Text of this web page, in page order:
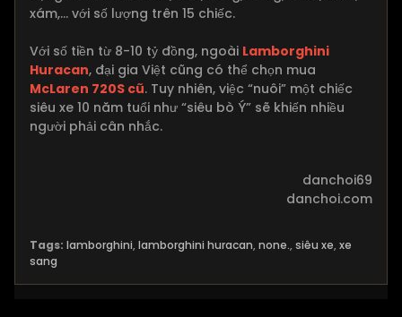
xám,… với số lượng trên 15 chiếc.
Với số tiền từ 8-10 tỷ đồng, ngoài Lamborghini
Huracan, đại gia Việt cũng có thể chọn mua
McLaren 720S cũ. Tuy nhiên, việc “nuôi” một chiếc
siêu xe 10 năm tuổi như “siêu bò Ý” sẽ khiến nhiều
người phải cân nhắc.
danchoi69
danchoi.com
Tags: lamborghini, lamborghini huracan, none., siêu xe, xe
sang